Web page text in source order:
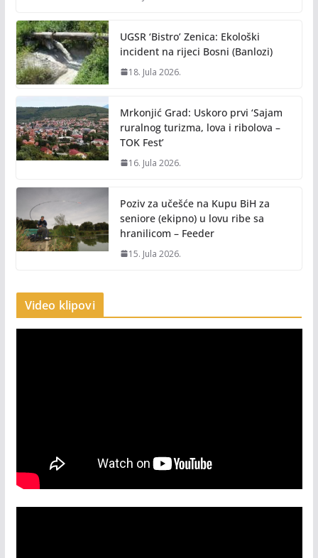
UGSR ‘Bistro’ Zenica: Ekološki
incident na rijeci Bosni (Banlozi)
18. Jula 2026.
Mrkonjić Grad: Uskoro prvi ‘Sajam
ruralnog turizma, lova i ribolova –
TOK Fest’
16. Jula 2026.
Poziv za učešće na Kupu BiH za
seniore (ekipno) u lovu ribe sa
hranilicom – Feeder
15. Jula 2026.
Video klipovi